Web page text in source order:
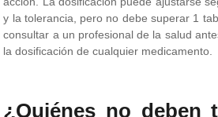
y la tolerancia, pero no debe superar 1
consultar a un profesional de la salud
la dosificación de cualquier medicamento.
¿Quiénes no deben